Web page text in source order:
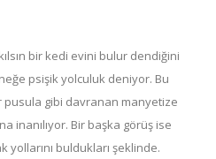
bir kedi evini bulur dendiğini
psişik yolculuk deniyor. Bu
gibi davranan manyetize
inanılıyor. Bir başka görüş ise
yollarını buldukları şeklinde.